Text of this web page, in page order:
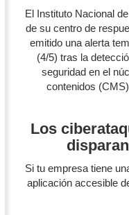
El Instituto Nacional
de su centro de
emitido una alerta
(4/5) tras la
seguridad en el
contenidos
Los
Si tu empresa tiene
aplicación accesible